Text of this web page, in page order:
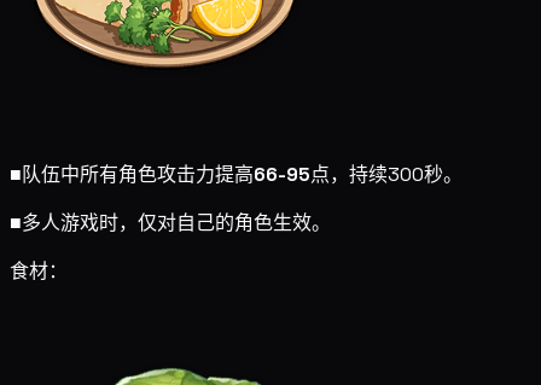
■队伍中所有角色攻击力提高66-95点，持续300秒。
■多人游戏时，仅对自己的角色生效。
食材：